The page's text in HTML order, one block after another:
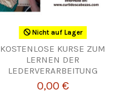
Nicht auf Lager
KOSTENLOSE KURSE ZUM
LERNEN DER
LEDERVERARBEITUNG
0,00 €